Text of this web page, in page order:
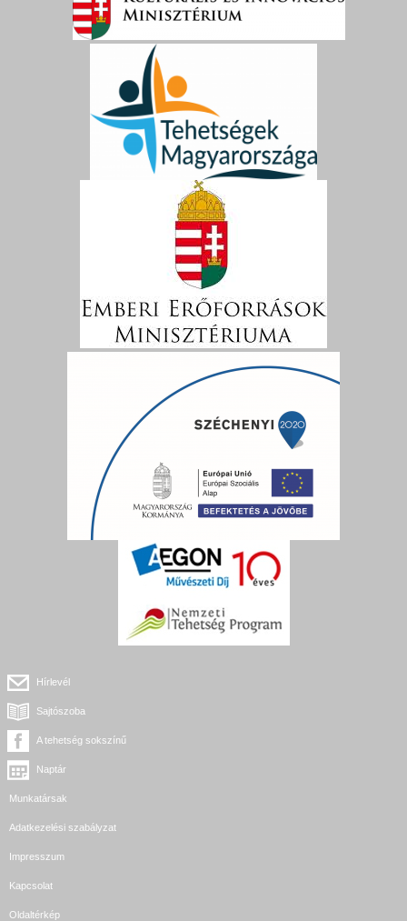
Hírlevél
Sajtószoba
A tehetség sokszínű
Naptár
Munkatársak
Adatkezelési szabályzat
Impresszum
Kapcsolat
Oldaltérkép